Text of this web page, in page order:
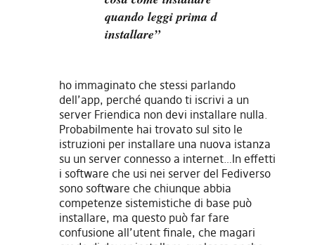
quando leggi prima d
installare”
ho immaginato che stessi parlando
dell’app, perché quando ti iscrivi a un
server Friendica non devi installare nulla.
Probabilmente hai trovato sul sito le
istruzioni per installare una nuova istanza
su un server connesso a internet…In effetti
i software che usi nei server del Fediverso
sono software che chiunque abbia
competenze sistemistiche di base può
installare, ma questo può far fare
confusione all’utent finale, che magari